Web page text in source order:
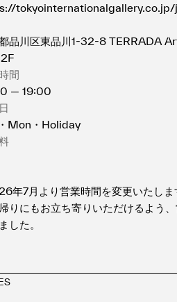
品川区東品川1-32-8 TERRADA
間
— 19:00
Mon・Holiday
年7月より営業時間を変更いたしま
りにもお立ち寄りいただけるよう
した。